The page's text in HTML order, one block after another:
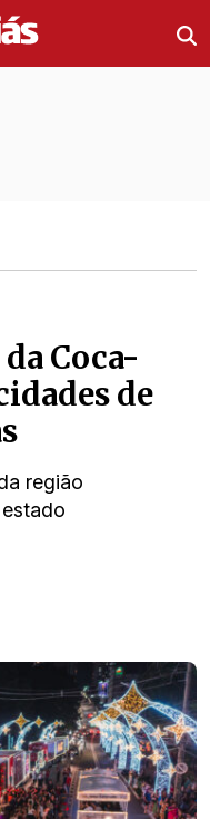
Coca-
de
região